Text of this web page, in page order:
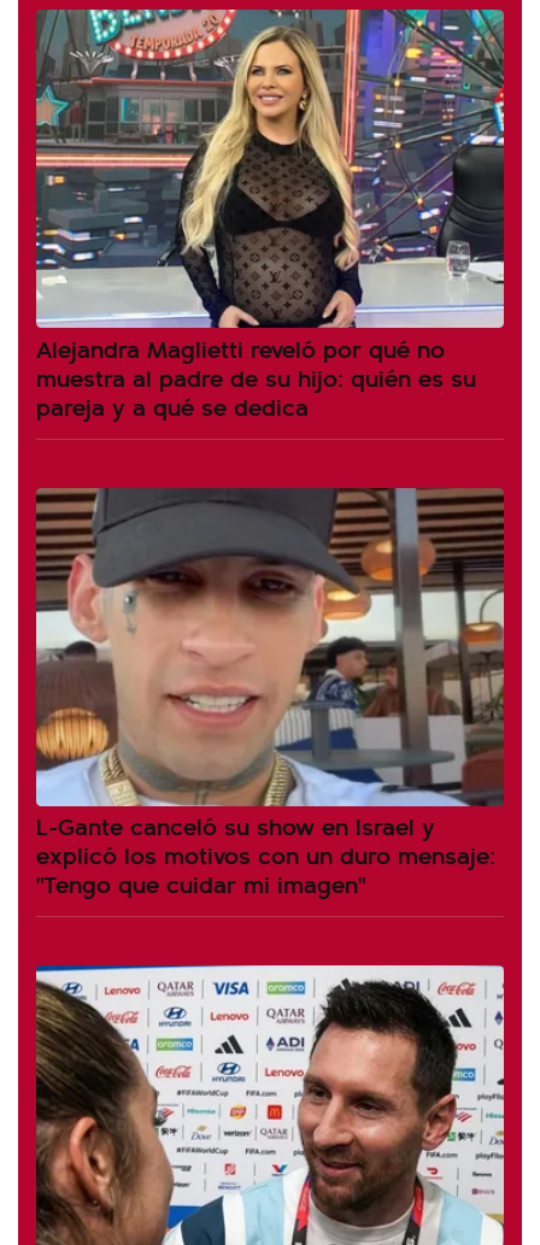
Alejandra Maglietti reveló por qué no
muestra al padre de su hijo: quién es su
pareja y a qué se dedica
L-Gante canceló su show en Israel y
explicó los motivos con un duro mensaje:
"Tengo que cuidar mi imagen"